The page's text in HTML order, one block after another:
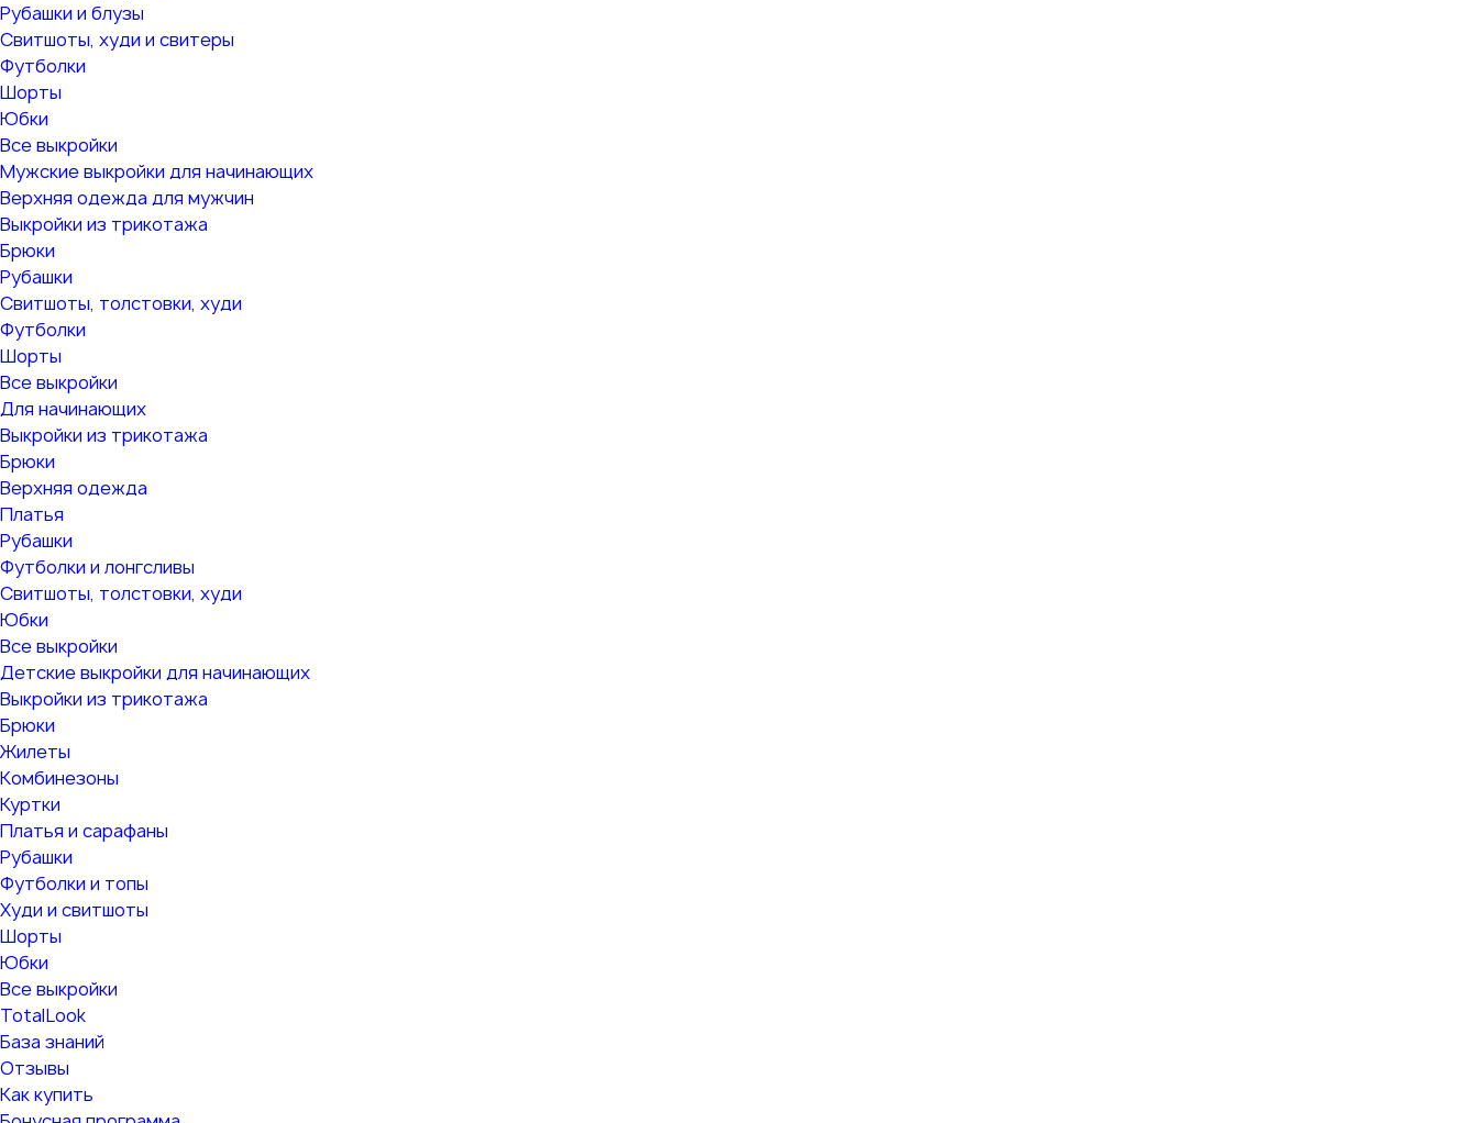
Рубашки и блузы
Свитшоты, худи и свитеры
Футболки
Шорты
Юбки
Все выкройки
Мужские выкройки для начинающих
Верхняя одежда для мужчин
Выкройки из трикотажа
Брюки
Рубашки
Свитшоты, толстовки, худи
Футболки
Шорты
Все выкройки
Для начинающих
Выкройки из трикотажа
Брюки
Верхняя одежда
Платья
Рубашки
Футболки и лонгсливы
Свитшоты, толстовки, худи
Юбки
Все выкройки
Детские выкройки для начинающих
Выкройки из трикотажа
Брюки
Жилеты
Комбинезоны
Куртки
Платья и сарафаны
Рубашки
Футболки и топы
Худи и свитшоты
Шорты
Юбки
Все выкройки
TotalLook
База знаний
Отзывы
Как купить